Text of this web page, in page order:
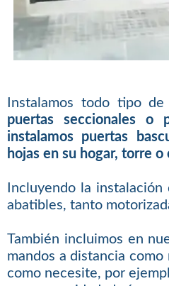
Instalamos todo tipo de
puertas seccionales o
instalamos puertas
hojas en su hogar, torre
Incluyendo la
abatibles, tanto
También incluimos en
mandos a distancia
como necesite, por